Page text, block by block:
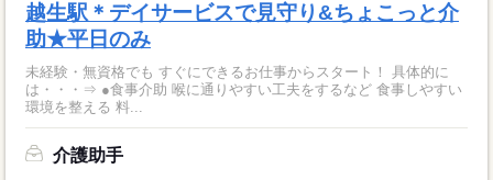
越生駅＊デイサービスで見守り&ちょこっと介
助★平日のみ
未経験・無資格でも すぐにできるお仕事からスタート！ 具体的に
は・・・⇒ ●食事介助 喉に通りやすい工夫をするなど 食事しやすい
環境を整える 料...
介護助手